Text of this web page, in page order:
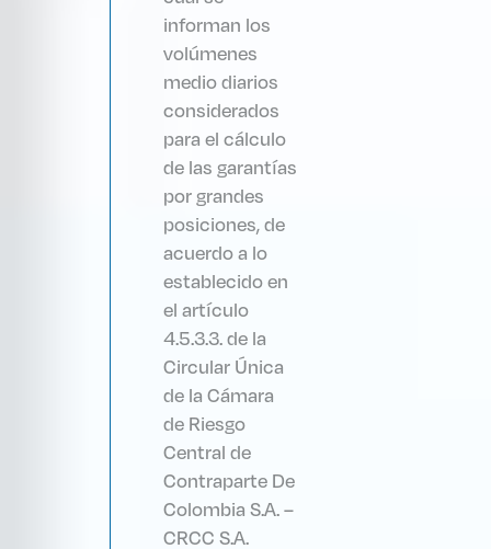
informan los
volúmenes
medio diarios
considerados
para el cálculo
de las garantías
por grandes
posiciones, de
acuerdo a lo
establecido en
el artículo
4.5.3.3. de la
Circular Única
de la Cámara
de Riesgo
Central de
Contraparte De
Colombia S.A. –
CRCC S.A.